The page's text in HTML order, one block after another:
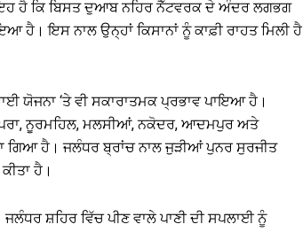
ਹੈ ਕਿ ਬਿਸਤ ਦੁਆਬ ਨਹਿਰ ਨੈੱਟਵਰਕ ਦੇ ਅੰਦਰ ਲਗਭਗ
ਹੈ। ਇਸ ਨਾਲ ਉਨ੍ਹਾਂ ਕਿਸਾਨਾਂ ਨੂੰ ਕਾਫ਼ੀ ਰਾਹਤ ਮਿਲੀ ਹੈ
ਯੋਜਨਾ ‘ਤੇ ਵੀ ਸਕਾਰਾਤਮਕ ਪ੍ਰਭਾਵ ਪਾਇਆ ਹੈ।
ਨੂਰਮਹਿਲ, ਮਲਸੀਆਂ, ਨਕੋਦਰ, ਆਦਮਪੁਰ ਅਤੇ
ਗਿਆ ਹੈ। ਜਲੰਧਰ ਬ੍ਰਾਂਚ ਨਾਲ ਜੁੜੀਆਂ ਪੁਨਰ ਸੁਰਜੀਤ
ਹੈ।
ਸ਼ਹਿਰ ਵਿੱਚ ਪੀਣ ਵਾਲੇ ਪਾਣੀ ਦੀ ਸਪਲਾਈ ਨੂੰ